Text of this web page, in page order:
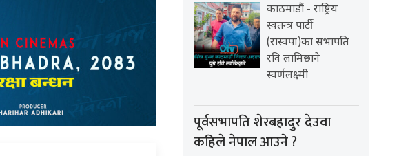
काठमाडौं - राष्ट्रिय
स्वतन्त्र पार्टी
(रास्वपा)का सभापति
रवि लामिछाने
स्वर्णलक्ष्मी
पूर्वसभापति शेरबहादुर देउवा
कहिले नेपाल आउने ?